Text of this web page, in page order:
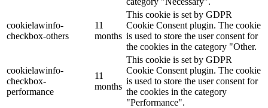
cookielawinfo-
checkbox-others
11
months
This cookie is set by GDPR
Cookie Consent plugin. The cookie
is used to store the user consent for
the cookies in the category "Other.
cookielawinfo-
checkbox-
performance
11
months
This cookie is set by GDPR
Cookie Consent plugin. The cookie
is used to store the user consent for
the cookies in the category
"Performance".